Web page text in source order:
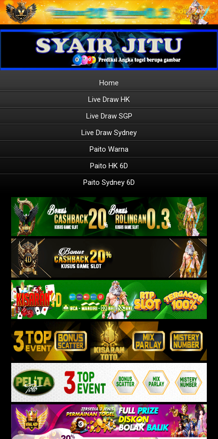
Home
Live Draw HK
Live Draw SGP
Live Draw Sydney
Paito Warna
Paito HK 6D
Paito Sydney 6D